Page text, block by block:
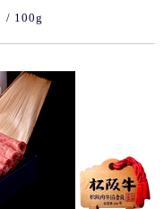
/ 100g